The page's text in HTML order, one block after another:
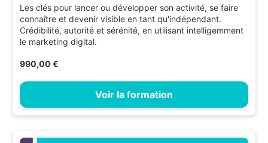
Les clés pour lancer ou développer son activité, se faire
connaître et devenir visible en tant qu'indépendant.
Crédibilité, autorité et sérénité, en utilisant intelligemment
le marketing digital.
990,00 €
Voir la formation